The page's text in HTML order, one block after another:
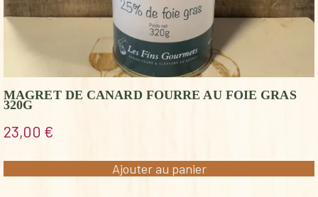
MAGRET DE CANARD FOURRE AU FOIE GRAS
320G
23,00 €
Ajouter au panier